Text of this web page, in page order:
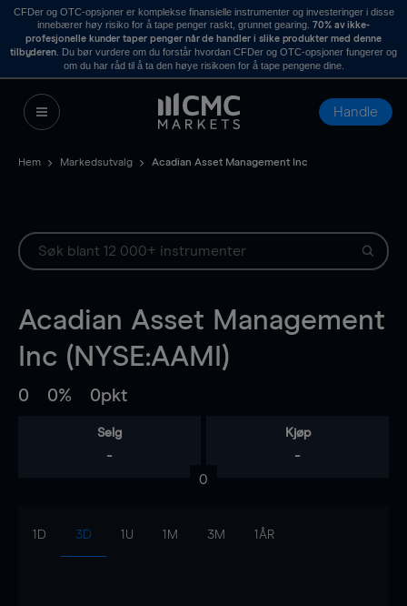
CFDer og OTC-opsjoner er komplekse finansielle instrumenter og investeringer i disse
innebærer høy risiko for å tape penger raskt, grunnet gearing. 70% av ikke-
profesjonelle kunder taper penger når de handler i slike produkter med denne
tilbyderen . Du bør vurdere om du forstår hvordan CFDer og OTC-opsjoner fungerer og
om du har råd til å ta den høye risikoen for å tape pengene dine.
Handle
Hem Markedsutvalg Acadian Asset Management Inc
Acadian Asset Management
Inc (NYSE:AAMI)
0 0% 0pkt
Selg
-
Kjøp
-
0
1D 3D 1U 1M 3M 1ÅR